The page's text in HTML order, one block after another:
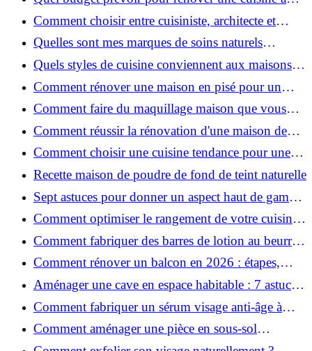
Voiron en 2026 : coûts et aides locales ?
Comment choisir entre cuisiniste, architecte et
contractant général à Voiron ?
Quelles sont mes marques de soins naturels
préférées ?
Quels styles de cuisine conviennent aux maisons et
appartements du Voironnais ?
Comment rénover une maison en pisé pour un
habitat sain et performant ?
Comment faire du maquillage maison que vous
utiliserez vraiment ?
Comment réussir la rénovation d'une maison de
ville en 2026 ?
Comment choisir une cuisine tendance pour une
rénovation en 2026 ?
Recette maison de poudre de fond de teint naturelle
Sept astuces pour donner un aspect haut de gamme
à votre cuisine
Comment optimiser le rangement de votre cuisine
et gagner de la place ?
Comment fabriquer des barres de lotion au beurre
de karité ?
Comment rénover un balcon en 2026 : étapes,
budget et matériaux ?
Aménager une cave en espace habitable : 7 astuces
essentielles
Comment fabriquer un sérum visage anti-âge à
l'huile de rose musquée ?
Comment aménager une pièce en sous-sol
efficacement ?